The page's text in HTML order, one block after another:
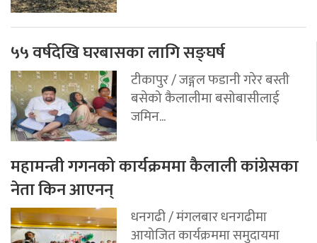
५५ वर्षदेखि घरबासका लागि सङ्घर्ष
टीकापुर / जङ्गल फडानी गरेर बस्ती
बसेको कैलालीमा बसोबासीलाई
जमिन...
महामन्त्री गगनको कार्यक्रममा कैलाली कांग्रेसका
नेता किन आएनन्
धनगढी / मंगलबार धनगढीमा
आयोजित कार्यक्रममा समुदायमा